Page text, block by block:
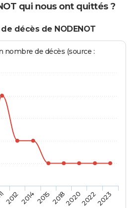
qui nous ont quittés ?
décès de NODENOT
nombre de décès (source :
2012201420152018202020222023